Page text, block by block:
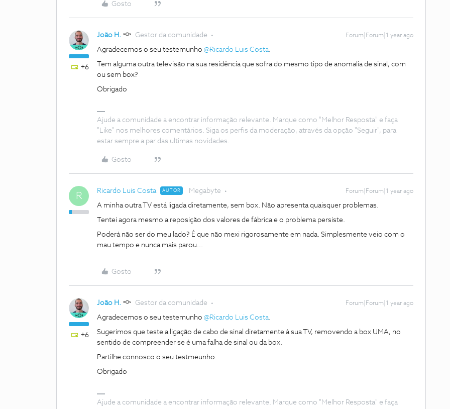
Gosto
+6
João H. Gestor da comunidade Forum|Forum|1 year ago
Agradecemos o seu testemunho ​ @Ricardo Luis Costa.
Tem alguma outra televisão na sua residência que sofra do mesmo tipo de anomalia de sinal, com
ou sem box?
Obrigado
Ajude a comunidade a encontrar informação relevante. Marque como "Melhor Resposta" e faça
"Like" nos melhores comentários. Siga os perfis da moderação, através da opção "Seguir", para
estar sempre a par das ultimas novidades.
Gosto
R Ricardo Luis Costa AUTOR Megabyte Forum|Forum|1 year ago
A minha outra TV está ligada diretamente, sem box. Não apresenta quaisquer problemas.
Tentei agora mesmo a reposição dos valores de fábrica e o problema persiste.
Poderá não ser do meu lado? É que não mexi rigorosamente em nada. Simplesmente veio com o
mau tempo e nunca mais parou...
Gosto
+6
João H. Gestor da comunidade Forum|Forum|1 year ago
Agradecemos o seu testemunho ​ @Ricardo Luis Costa.
Sugerimos que teste a ligação de cabo de sinal diretamente à sua TV, removendo a box UMA, no
sentido de compreender se é uma falha de sinal ou da box.
Partilhe connosco o seu testmeunho.
Obrigado
Ajude a comunidade a encontrar informação relevante. Marque como "Melhor Resposta" e faça